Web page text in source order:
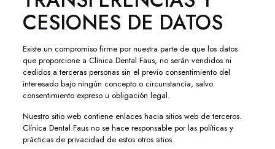
CESIONES DE DATOS
Existe un compromiso firme por nuestra parte de que los datos
que proporcione a Clínica Dental Faus, no serán vendidos ni
cedidos a terceras personas sin el previo consentimiento del
interesado bajo ningún concepto o circunstancia, salvo
consentimiento expreso u obligación legal.
Nuestro sitio web contiene enlaces hacia sitios web de terceros.
Clínica Dental Faus no se hace responsable por las políticas y
prácticas de privacidad de estos otros sitios.